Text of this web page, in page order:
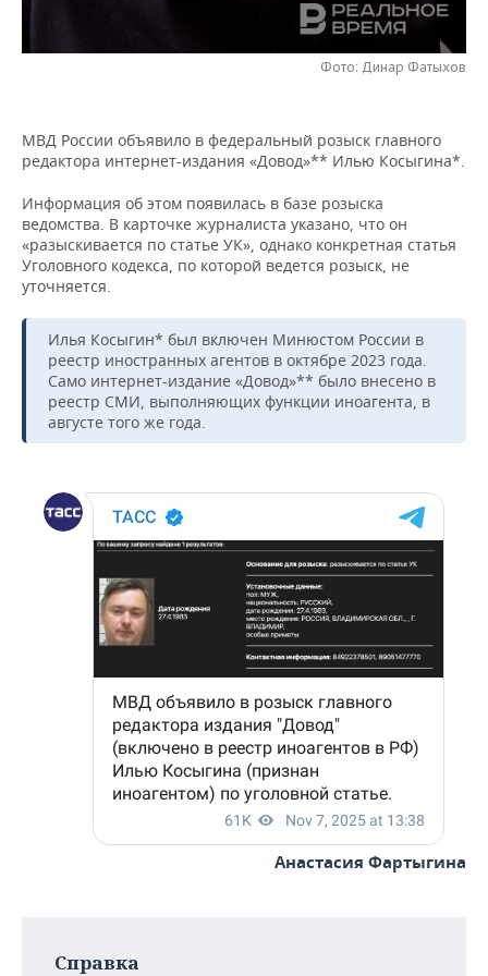
ВОЛЕЙБОЛ
КИБЕРСПОРТ
ФИГУРНОЕ КАТАНИЕ
ВОДНЫЕ ВИДЫ СПОРТА
ХОККЕЙ С МЯЧОМ
ИСТОРИЯ
КУЛЬТУРА
МЕДИЦИНА
ОБРАЗОВАНИЕ
ПРОИСШЕСТВИЯ
СПИСОК ПЕРСОН
СПИСОК КОМПАНИЙ
ПОЛНАЯ ВЕРСИЯ
Фото: Динар Фатыхов
МВД России объявило в федеральный розыск главного
редактора интернет-издания «Довод»** Илью Косыгина*.
Информация об этом появилась в базе розыска
ведомства. В карточке журналиста указано, что он
«разыскивается по статье УК», однако конкретная статья
Уголовного кодекса, по которой ведется розыск, не
уточняется.
Илья Косыгин* был включен Минюстом России в
реестр иностранных агентов в октябре 2023 года.
Само интернет-издание «Довод»** было внесено в
реестр СМИ, выполняющих функции иноагента, в
августе того же года.
Анастасия Фартыгина
Справка